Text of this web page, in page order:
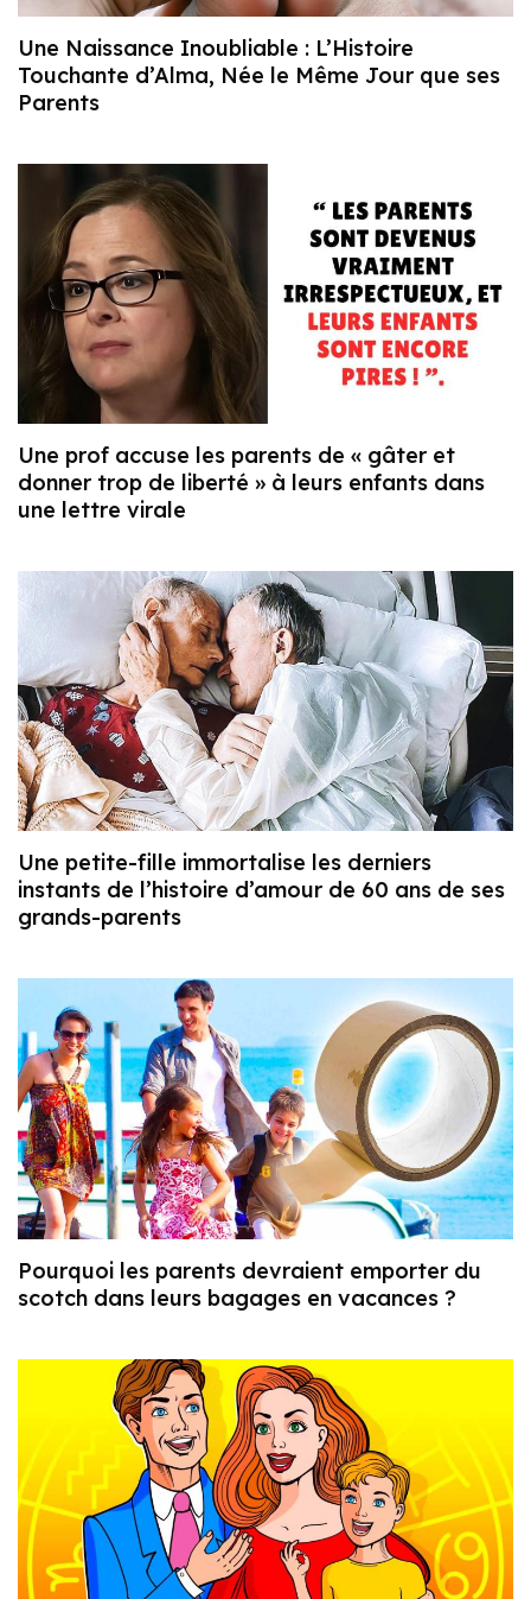
Une Naissance Inoubliable : L’Histoire
Touchante d’Alma, Née le Même Jour que ses
Parents
Une prof accuse les parents de « gâter et
donner trop de liberté » à leurs enfants dans
une lettre virale
Une petite-fille immortalise les derniers
instants de l’histoire d’amour de 60 ans de ses
grands-parents
Pourquoi les parents devraient emporter du
scotch dans leurs bagages en vacances ?